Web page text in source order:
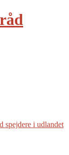
spejdere i udlandet